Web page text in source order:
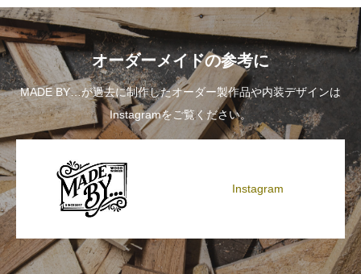
オーダーメイドの参考に
MADE BY…が過去に制作したオーダー製作品や内装デザインは
Instagramをご覧ください。
Instagram